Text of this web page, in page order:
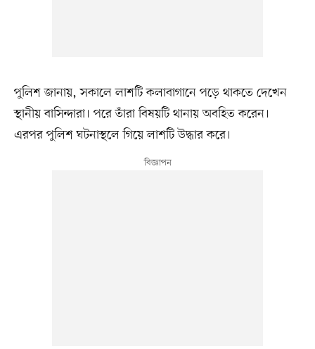
পুলিশ জানায়, সকালে লাশটি কলাবাগানে পড়ে থাকতে দেখেন
স্থানীয় বাসিন্দারা। পরে তাঁরা বিষয়টি থানায় অবহিত করেন।
এরপর পুলিশ ঘটনাস্থলে গিয়ে লাশটি উদ্ধার করে।